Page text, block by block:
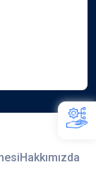
Hakkımızda